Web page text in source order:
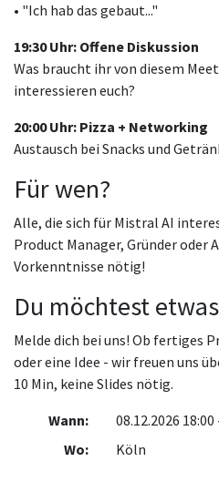
• "Ich hab das gebaut..."
19:30 Uhr: Offene Diskussion
Was braucht ihr von diesem
interessieren euch?
20:00 Uhr: Pizza + Networking
Austausch bei Snacks und
Für wen?
Alle, die sich für Mistral AI
Product Manager, Gründer oder
Vorkenntnisse nötig!
Du möchtest
Melde dich bei uns! Ob fertiges
oder eine Idee - wir freuen uns
10 Min, keine Slides nötig.
Wann:
08.12.2026
Wo:
Köln